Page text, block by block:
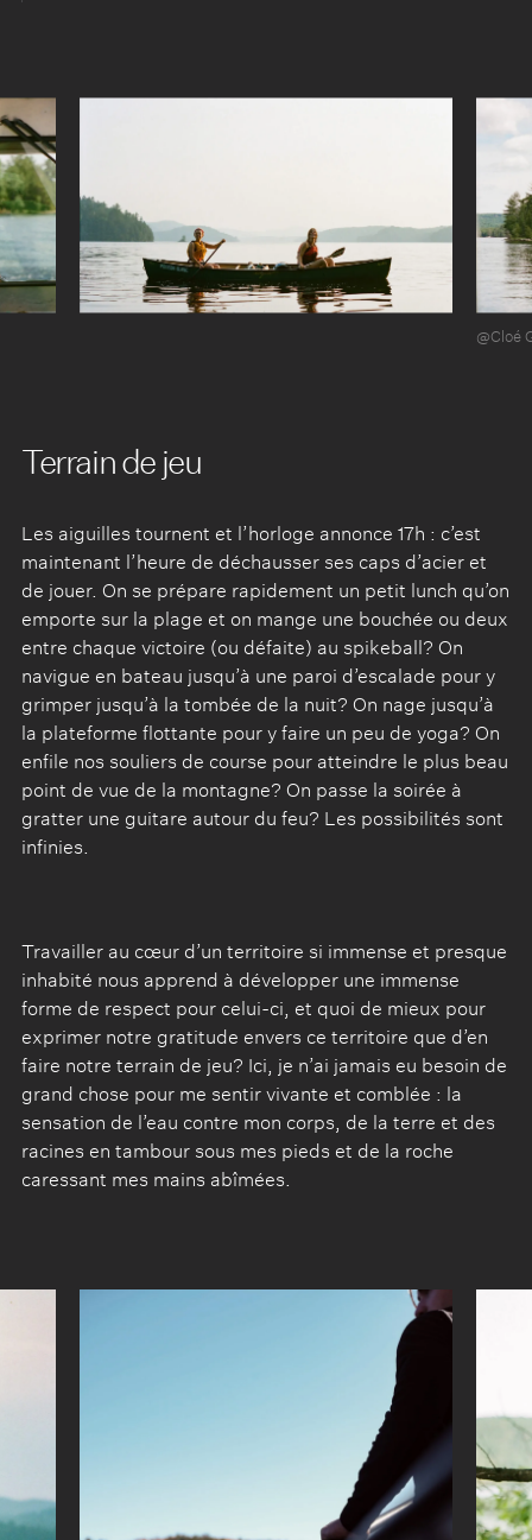
@Cloé
Terrain de jeu
Les aiguilles tournent et l’horloge annonce 17h : c’est
maintenant l’heure de déchausser ses caps d’acier et
de jouer. On se prépare rapidement un petit lunch qu’on
emporte sur la plage et on mange une bouchée ou deux
entre chaque victoire (ou défaite) au spikeball? On
navigue en bateau jusqu’à une paroi d’escalade pour y
grimper jusqu’à la tombée de la nuit? On nage jusqu’à
la plateforme flottante pour y faire un peu de yoga? On
enfile nos souliers de course pour atteindre le plus beau
point de vue de la montagne? On passe la soirée à
gratter une guitare autour du feu? Les possibilités sont
infinies.
Travailler au cœur d’un territoire si immense et presque
inhabité nous apprend à développer une immense
forme de respect pour celui-ci, et quoi de mieux pour
exprimer notre gratitude envers ce territoire que d’en
faire notre terrain de jeu? Ici, je n’ai jamais eu besoin de
grand chose pour me sentir vivante et comblée : la
sensation de l’eau contre mon corps, de la terre et des
racines en tambour sous mes pieds et de la roche
caressant mes mains abîmées.